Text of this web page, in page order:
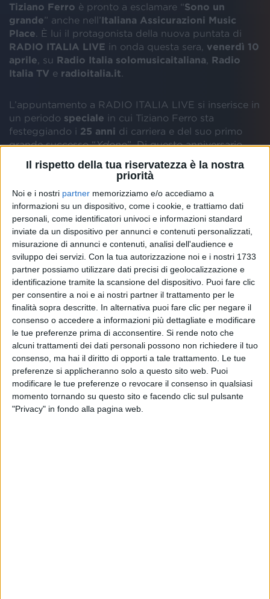
Il rispetto della tua riservatezza è la nostra
priorità
Noi e i nostri partner memorizziamo e/o accediamo a
informazioni su un dispositivo, come i cookie, e trattiamo dati
personali, come identificatori univoci e informazioni standard
inviate da un dispositivo per annunci e contenuti personalizzati,
misurazione di annunci e contenuti, analisi dell'audience e
sviluppo dei servizi. Con la tua autorizzazione noi e i nostri 1733
partner possiamo utilizzare dati precisi di geolocalizzazione e
identificazione tramite la scansione del dispositivo. Puoi fare clic
per consentire a noi e ai nostri partner il trattamento per le
finalità sopra descritte. In alternativa puoi fare clic per negare il
consenso o accedere a informazioni più dettagliate e modificare
le tue preferenze prima di acconsentire. Si rende noto che
alcuni trattamenti dei dati personali possono non richiedere il tuo
consenso, ma hai il diritto di opporti a tale trattamento. Le tue
preferenze si applicheranno solo a questo sito web. Puoi
modificare le tue preferenze o revocare il consenso in qualsiasi
momento tornando su questo sito e facendo clic sul pulsante
"Privacy" in fondo alla pagina web.
Tiziano Ferro è pronto a esclamare “Sono un
grande” anche nell’Italiana Assicurazioni Music
Place . È lui il protagonista della nuova puntata di
RADIO ITALIA LIVE in onda questa sera, venerdì 10
aprile , su Radio Italia solomusicaitaliana
Radio
Italia TV e radioitalia.it
L’appuntamento a RADIO ITALIA LIVE si inserisce in
un periodo speciale in cui Tiziano Ferro sta
festeggiando i 25 anni di carriera e del suo primo
grande successo “Xdono”. Di questo anniversario,
, e di molto
altro, il cantautore parlerà ai nostri microfoni, insieme
Daniela Cappelletti
Tiziano, però, è pronto a farci anchecantare a
squarciagolacon alcuni dei suoi più grandisuccessi
e brani dell’ultimo album “Sono un grande”. Il
progetto, il22 maggio, tornerà in una versione
Deluxe , ricca di collaborazioni, già anticipata dal
duetto con Giorgianel singolo “Superstar”.